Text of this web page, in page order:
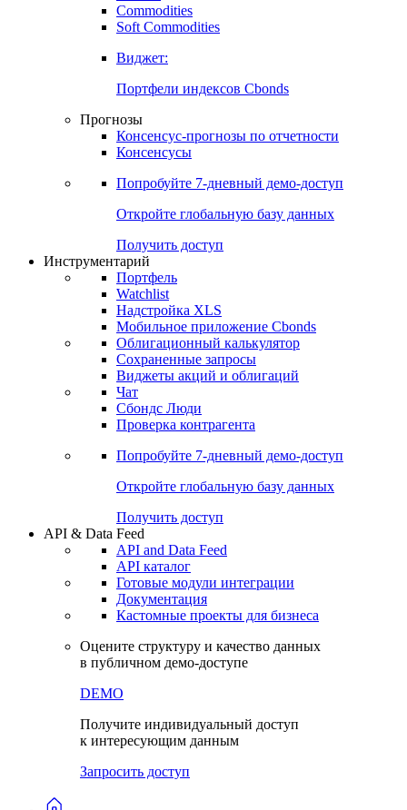
Commodities
Золото
Бензин
Soft Commodities
Виджет:
Портфели индексов Cbonds
Прогнозы
Консенсусы
Попробуйте7-дневный
Откройте глобальную базу данных
Получить доступ
Инструментарий
Портфель
Watchlist
Надстройка XLS
Мобильное приложение Cbonds
Облигационный калькулятор
Сохраненные запросы
Чат
Проверка контрагента
Попробуйте7-дневный
Откройте глобальную базу данных
Получить доступ
API & Data Feed
API and Data Feed
Готовые модули интеграции
Документация
в публичном демо-доступе